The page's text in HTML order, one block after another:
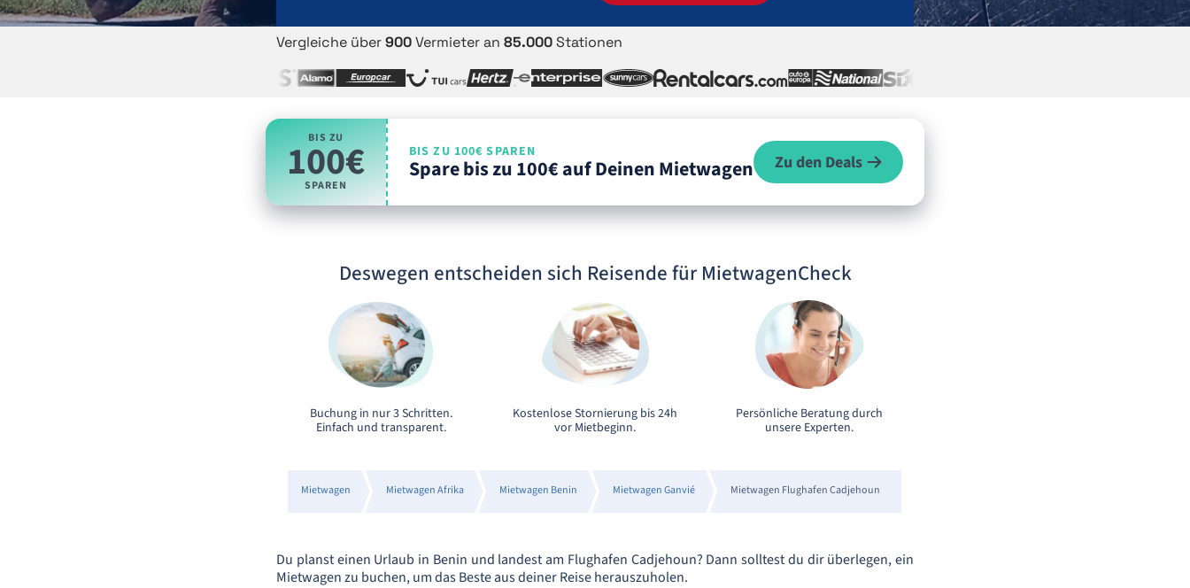
Vergleiche über900Vermieter an 85.000Stationen
BIS ZU
100€
SPAREN
BIS ZU 100€ SPAREN
Spare bis zu 100€ auf Deinen Mietwagen Zu den Deals
Deswegen entscheiden sich Reisende für MietwagenCheck
Buchung in nur 3 Schritten.
Einfach und transparent.
Kostenlose Stornierung bis 24h
vor Mietbeginn.
Persönliche Beratung durch
unsere Experten.
Mietwagen Mietwagen Afrika Mietwagen Benin Mietwagen Ganvié Mietwagen Flughafen Cadjehoun
Du planst einen Urlaub in Benin und landest am Flughafen Cadjehoun? Dann solltest du dir überlegen, ein
Mietwagen zu buchen, um das Beste aus deiner Reise herauszuholen.